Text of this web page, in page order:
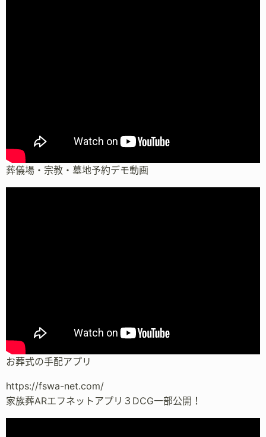
葬儀場・宗教・墓地予約デモ動画
お葬式の手配アプリ
https://fswa-net.com/
家族葬ARエフネットアプリ３DCG一部公開！